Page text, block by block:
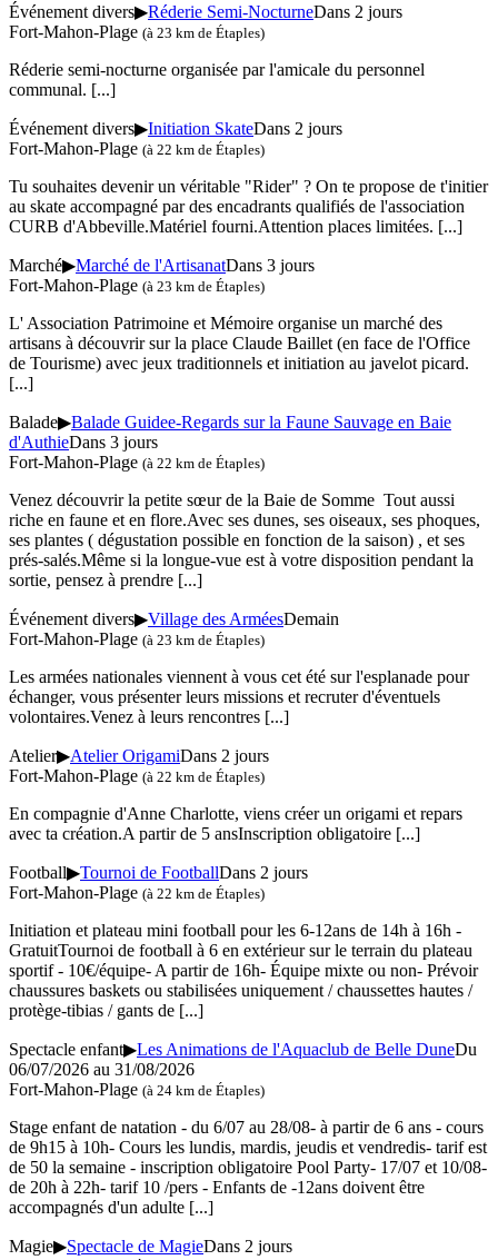
Événement divers▶Réderie Semi-NocturneDans 2 jours
Fort-Mahon-Plage (à 23 km de Étaples)
Réderie semi-nocturne organisée par l'amicale du personnel
communal. [...]
Événement divers▶Initiation SkateDans 2 jours
Fort-Mahon-Plage (à 22 km de Étaples)
Tu souhaites devenir un véritable "Rider" ? On te propose de t'initier
au skate accompagné par des encadrants qualifiés de l'association
CURB d'Abbeville.Matériel fourni.Attention places limitées. [...]
Marché▶Marché de l'ArtisanatDans 3 jours
Fort-Mahon-Plage (à 23 km de Étaples)
L' Association Patrimoine et Mémoire organise un marché des
artisans à découvrir sur la place Claude Baillet (en face de l'Office
de Tourisme) avec jeux traditionnels et initiation au javelot picard.
[...]
Balade▶Balade Guidee-Regards sur la Faune Sauvage en Baie
d'AuthieDans 3 jours
Fort-Mahon-Plage (à 22 km de Étaples)
Venez découvrir la petite sœur de la Baie de Somme Tout aussi
riche en faune et en flore.Avec ses dunes, ses oiseaux, ses phoques,
ses plantes ( dégustation possible en fonction de la saison) , et ses
prés-salés.Même si la longue-vue est à votre disposition pendant la
sortie, pensez à prendre [...]
Événement divers▶Village des ArméesDemain
Fort-Mahon-Plage (à 23 km de Étaples)
Les armées nationales viennent à vous cet été sur l'esplanade pour
échanger, vous présenter leurs missions et recruter d'éventuels
volontaires.Venez à leurs rencontres [...]
Atelier▶Atelier OrigamiDans 2 jours
Fort-Mahon-Plage (à 22 km de Étaples)
En compagnie d'Anne Charlotte, viens créer un origami et repars
avec ta création.A partir de 5 ansInscription obligatoire [...]
Football▶Tournoi de FootballDans 2 jours
Fort-Mahon-Plage (à 22 km de Étaples)
Initiation et plateau mini football pour les 6-12ans de 14h à 16h -
GratuitTournoi de football à 6 en extérieur sur le terrain du plateau
sportif - 10€/équipe- A partir de 16h- Équipe mixte ou non- Prévoir
chaussures baskets ou stabilisées uniquement / chaussettes hautes /
protège-tibias / gants de [...]
Spectacle enfant▶Les Animations de l'Aquaclub de Belle DuneDu
06/07/2026 au 31/08/2026
Fort-Mahon-Plage (à 24 km de Étaples)
Stage enfant de natation - du 6/07 au 28/08- à partir de 6 ans - cours
de 9h15 à 10h- Cours les lundis, mardis, jeudis et vendredis- tarif est
de 50 la semaine - inscription obligatoire Pool Party- 17/07 et 10/08-
de 20h à 22h- tarif 10 /pers - Enfants de -12ans doivent être
accompagnés d'un adulte [...]
Magie▶Spectacle de MagieDans 2 jours